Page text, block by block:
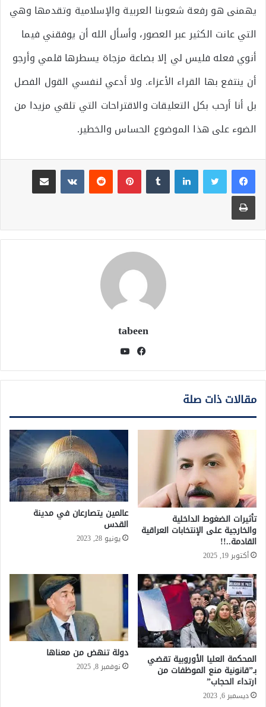
يهمنى هو رفعة شعوبنا العربية والإسلامية وتقدمها وهي
التي عانت الكثير عبر العصور، وأسأل الله أن يوفقني فيما
أنوي فعله فليس لي إلا بضاعة مزجاة يسطرها قلمي وأرجو
أن ينتفع بها القراء الأعزاء. ولا أدعي لنفسي القول الفصل
بل أنا أرحب بكل التعليقات والاقتراحات التي تلقي مزيدا من
الضوء على هذا الموضوع الحساس والخطير.
لينكدإن بينتيريست
مشاركة عبر البريد
طباعة
tabeen
فيسبوك
مقالات ذات صلة
تأثيرات الضغوط الداخلية
والخارجية على الإنتخابات العراقية
القادمة..!!
أكتوبر 19, 2025
عالمين يتصارعان في مدينة
القدس
يونيو 28, 2023
المحكمة العليا الأوروبية تقضي
بـ”قانونية منع الموظفات من
ارتداء الحجاب”
ديسمبر 6, 2023
دولة تنهض من معناها
نوفمبر 8, 2025